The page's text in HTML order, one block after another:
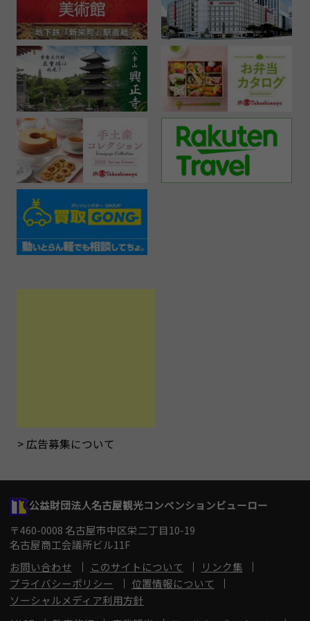
広告募集について
公益財団法人名古屋観光コンベンションビューロー
〒460-0008 名古屋市中区栄二丁目10-19
名古屋商工会議所ビル11F
お問い合わせ
このサイトについて
リンク集
プライバシーポリシー
位置情報について
ソーシャルメディア利用方針